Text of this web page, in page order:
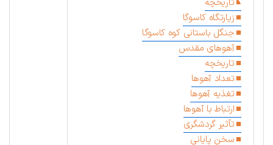
تاریخچه
زیارتگاه کاسوگا
جنگل باستانی کوه کاسوگا
آهوهای مقدس
تاریخچه
تعداد آهوها
تغذیه آهوها
ارتباط با آهوها
تأثیر گردشگری
سخن پایانی